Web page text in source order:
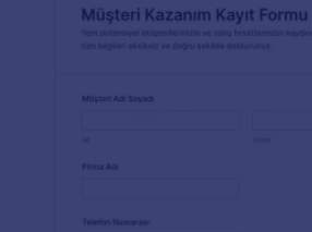
entegre edin, hatta Stripe veya
ödeme işlemcileri aracılığıyla
Formu şablonumuzu hemen